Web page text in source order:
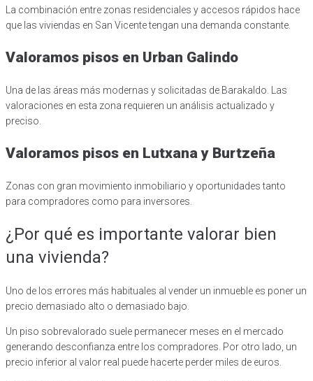
La combinación entre zonas residenciales y accesos rápidos hace
que las viviendas en San Vicente tengan una demanda constante.
Valoramos pisos en Urban Galindo
Una de las áreas más modernas y solicitadas de Barakaldo. Las
valoraciones en esta zona requieren un análisis actualizado y
preciso.
Valoramos pisos en Lutxana y Burtzeña
Zonas con gran movimiento inmobiliario y oportunidades tanto
para compradores como para inversores.
¿Por qué es importante valorar bien
una vivienda?
Uno de los errores más habituales al vender un inmueble es poner un
precio demasiado alto o demasiado bajo.
Un piso sobrevalorado suele permanecer meses en el mercado
generando desconfianza entre los compradores. Por otro lado, un
precio inferior al valor real puede hacerte perder miles de euros.